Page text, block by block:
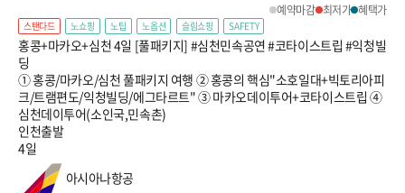
예약마감 최저가 혜택가
스탠다드 노쇼핑 노팁 노옵션 슬림쇼핑 SAFETY
홍콩+마카오+심천 4일 [풀패키지] #심천민속공연 #코타이스트립 #익청빌
딩
① 홍콩/마카오/심천 풀패키지 여행 ② 홍콩의 핵심"소호일대+빅토리아피
크/트램편도/익청빌딩/에그타르트" ③ 마카오데이투어+코타이스트립 ④
심천데이투어(소인국,민속촌)
인천출발
4일
아시아나항공